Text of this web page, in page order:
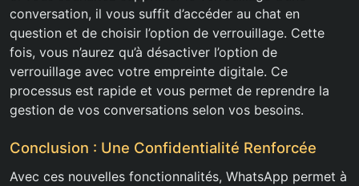
conversation, il vous suffit d’accéder au chat en
question et de choisir l’option de verrouillage. Cette
fois, vous n’aurez qu’à désactiver l’option de
verrouillage avec votre empreinte digitale. Ce
processus est rapide et vous permet de reprendre la
gestion de vos conversations selon vos besoins.
Conclusion : Une Confidentialité Renforcée
Avec ces nouvelles fonctionnalités, WhatsApp permet à